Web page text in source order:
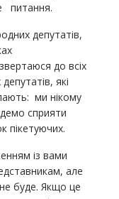
питання.
депутатів,
до всіх
які
ми нікому
сприяти
пікетуючих.
із вами
але
буде. Якщо це